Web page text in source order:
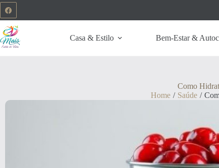
Casa & Estilo Bem-Estar &
Como
Home / Saúde /